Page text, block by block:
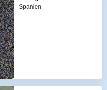
Spanien